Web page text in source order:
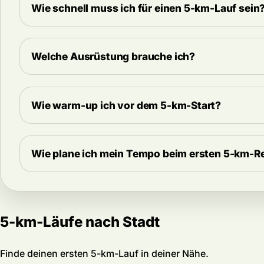
Wie schnell muss ich für einen 5-km-Lauf
Welche Ausrüstung brauche ich?
Wie warm-up ich vor dem 5-km-Start?
Wie plane ich mein Tempo beim ersten 5-km-
5-km-Läufe nach Stadt
Finde deinen ersten 5-km-Lauf in deiner Nähe.